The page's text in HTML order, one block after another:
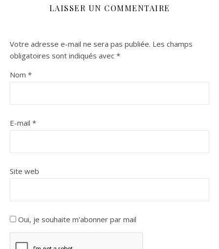
LAISSER UN COMMENTAIRE
Votre adresse e-mail ne sera pas publiée. Les champs
obligatoires sont indiqués avec *
Nom *
E-mail *
Site web
Oui, je souhaite m'abonner par mail